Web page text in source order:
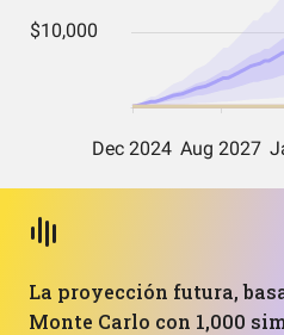
La proyección futura,
Monte Carlo con 1,000